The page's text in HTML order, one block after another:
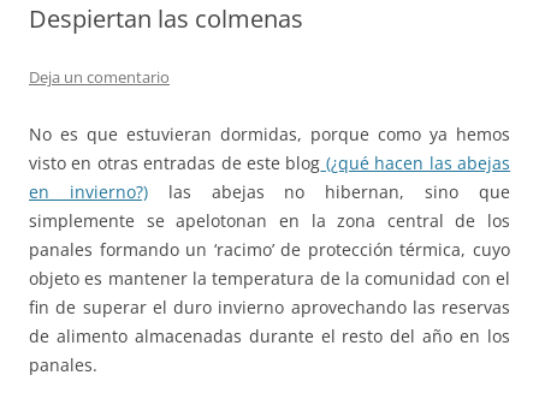
Despiertan las colmenas
Deja un comentario
No es que estuvieran dormidas, porque como ya hemos
visto en otras entradas de este blog (¿qué hacen las abejas
en invierno?)las abejas no hibernan, sino que
simplemente se apelotonan en la zona central de los
panales formando un ‘racimo’ de protección térmica, cuyo
objeto es mantener la temperatura de la comunidad con el
fin de superar el duro invierno aprovechando las reservas
de alimento almacenadas durante el resto del año en los
panales.